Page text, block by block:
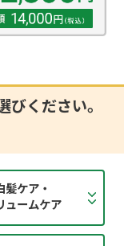
びください。
髪ケア・
ュームケア